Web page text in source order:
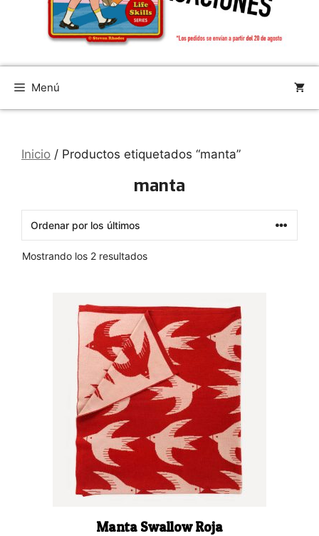
Menú
Inicio / Productos etiquetados “manta”
manta
Mostrando los 2 resultadosOrdenado
Manta Swallow Roja